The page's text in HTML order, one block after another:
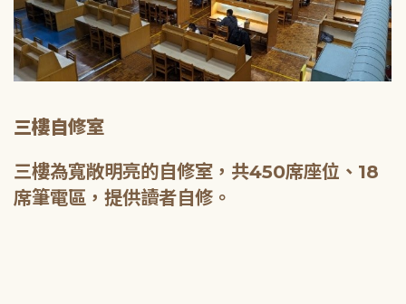
三樓自修室
三樓為寬敞明亮的自修室，共450席座位、18
席筆電區，提供讀者自修。